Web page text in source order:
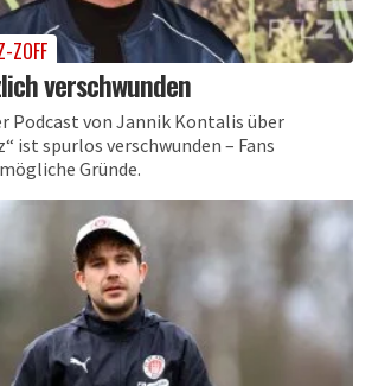
ZOFF
verschwunden
Podcast von Jannik Kontalis über
ist spurlos verschwunden – Fans
Gründe.